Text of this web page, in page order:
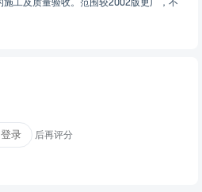
工及质量验收。范围较2002版更广，不
登录 后再评分